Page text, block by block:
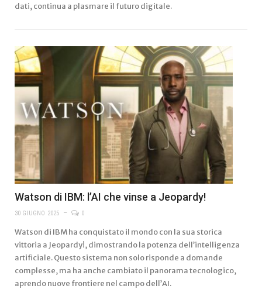
dati, continua a plasmare il futuro digitale.
Watson di IBM: l’AI che vinse a Jeopardy!
30 GIUGNO 2025 0
Watson di IBM ha conquistato il mondo con la sua storica
vittoria a Jeopardy!, dimostrando la potenza dell’intelligenza
artificiale. Questo sistema non solo risponde a domande
complesse, ma ha anche cambiato il panorama tecnologico,
aprendo nuove frontiere nel campo dell’AI.